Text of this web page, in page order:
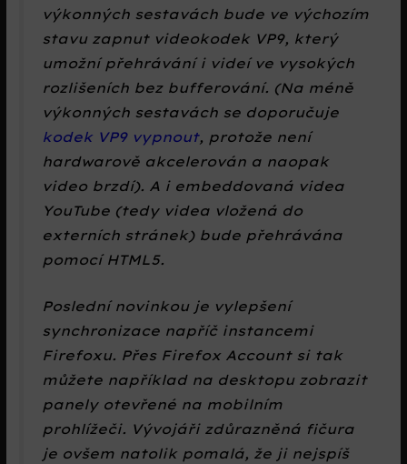
výkonných sestavách bude ve výchozím
stavu zapnut videokodek VP9, který
umožní přehrávání i videí ve vysokých
rozlišeních bez bufferování. (Na méně
výkonných sestavách se doporučuje
kodek VP9 vypnout, protože není
hardwarově akcelerován a naopak
video brzdí). A i embeddovaná videa
YouTube (tedy videa vložená do
externích stránek) bude přehrávána
pomocí HTML5.
Poslední novinkou je vylepšení
synchronizace napříč instancemi
Firefoxu. Přes Firefox Account si tak
můžete například na desktopu zobrazit
panely otevřené na mobilním
prohlížeči. Vývojáři zdůrazněná fičura
je ovšem natolik pomalá, že ji nejspíš